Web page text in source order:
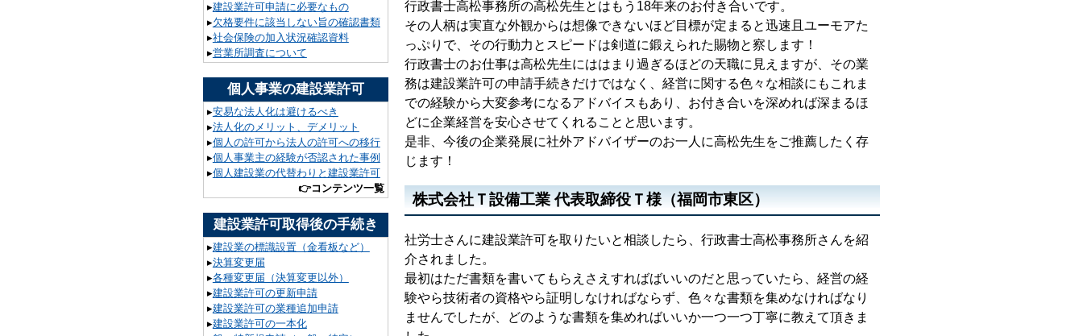
行政書士高松事務所の高松先生とはもう18年来のお付き合いです。
その人柄は実直な外観からは想像できないほど目標が定まると迅速且ユーモアた
っぷりで、その行動力とスピードは剣道に鍛えられた賜物と察します！
行政書士のお仕事は高松先生にははまり過ぎるほどの天職に見えますが、その業
務は建設業許可の申請手続きだけではなく、経営に関する色々な相談にもこれま
での経験から大変参考になるアドバイスもあり、お付き合いを深めれば深まるほ
どに企業経営を安心させてくれることと思います。
是非、今後の企業発展に社外アドバイザーのお一人に高松先生をご推薦したく存
じます！
株式会社Ｔ設備工業 代表取締役Ｔ様（福岡市東区）
社労士さんに建設業許可を取りたいと相談したら、行政書士高松事務所さんを紹
介されました。
最初はただ書類を書いてもらえさえすればばいいのだと思っていたら、経営の経
験やら技術者の資格やら証明しなければならず、色々な書類を集めなければなり
ませんでしたが、どのような書類を集めればいいか一つ一つ丁寧に教えて頂きま
▸建設業許可申請に必要なもの
▸欠格要件に該当しない旨の確認書類
▸社会保険の加入状況確認資料
▸営業所調査について
個人事業の建設業許可
▸安易な法人化は避けるべき
▸法人化のメリット、デメリット
▸個人の許可から法人の許可への移行
▸個人事業主の経験が否認された事例
▸個人建設業の代替わりと建設業許可
👉コンテンツ一覧
建設業許可取得後の手続き
▸建設業の標識設置（金看板など）
▸決算変更届
▸各種変更届（決算変更以外）
▸建設業許可の更新申請
▸建設業許可の業種追加申請
▸建設業許可の一本化